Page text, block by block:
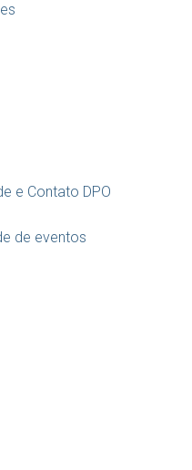
e Contato DPO
de eventos